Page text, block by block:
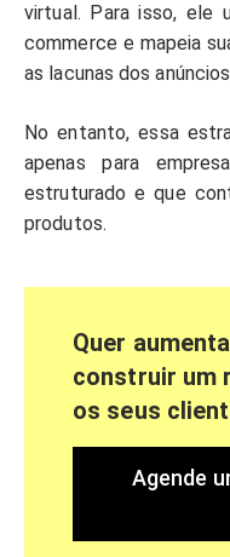
virtual. Para isso,
commerce e mapeia
as lacunas dos
No entanto, essa
apenas para
estruturado e que
produtos.
Quer
construir um
os seus
Agende